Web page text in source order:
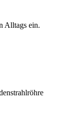
Alltags ein.